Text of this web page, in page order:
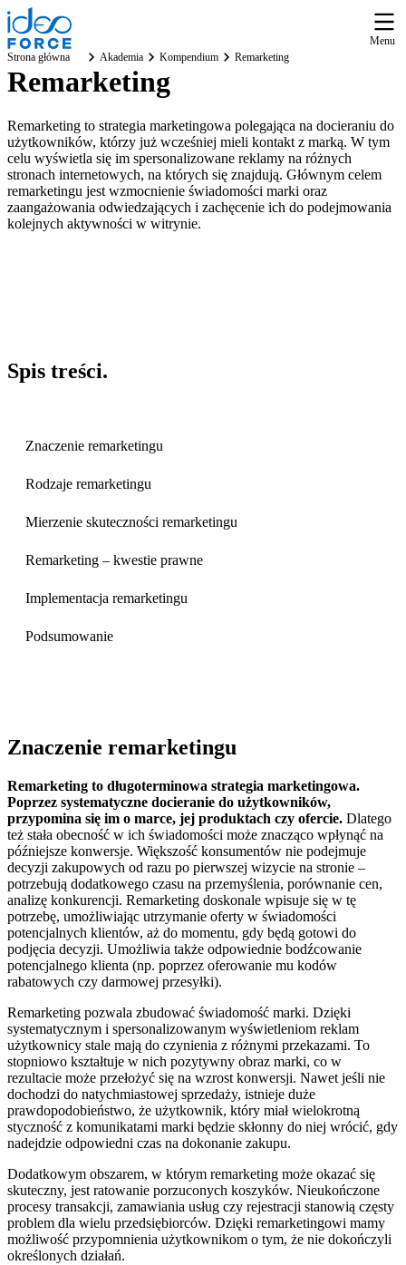
Menu
Strona główna
Akademia Kompendium Remarketing
Remarketing
Remarketing to strategia marketingowa polegająca na docieraniu do
użytkowników, którzy już wcześniej mieli kontakt z marką. W tym
celu wyświetla się im spersonalizowane reklamy na różnych
stronach internetowych, na których się znajdują. Głównym celem
remarketingu jest wzmocnienie świadomości marki oraz
zaangażowania odwiedzających i zachęcenie ich do podejmowania
kolejnych aktywności w witrynie.
Spis treści.
Znaczenie remarketingu
Rodzaje remarketingu
Mierzenie skuteczności remarketingu
Remarketing – kwestie prawne
Implementacja remarketingu
Podsumowanie
Znaczenie remarketingu
Remarketing to długoterminowa strategia marketingowa.
Poprzez systematyczne docieranie do użytkowników,
przypomina się im o marce, jej produktach czy ofercie. Dlatego
też stała obecność w ich świadomości może znacząco wpłynąć na
późniejsze konwersje. Większość konsumentów nie podejmuje
decyzji zakupowych od razu po pierwszej wizycie na stronie –
potrzebują dodatkowego czasu na przemyślenia, porównanie cen,
analizę konkurencji. Remarketing doskonale wpisuje się w tę
potrzebę, umożliwiając utrzymanie oferty w świadomości
potencjalnych klientów, aż do momentu, gdy będą gotowi do
podjęcia decyzji. Umożliwia także odpowiednie bodźcowanie
potencjalnego klienta (np. poprzez oferowanie mu kodów
rabatowych czy darmowej przesyłki).
Remarketing pozwala zbudować świadomość marki. Dzięki
systematycznym i spersonalizowanym wyświetleniom reklam
użytkownicy stale mają do czynienia z różnymi przekazami. To
stopniowo kształtuje w nich pozytywny obraz marki, co w
rezultacie może przełożyć się na wzrost konwersji. Nawet jeśli nie
dochodzi do natychmiastowej sprzedaży, istnieje duże
prawdopodobieństwo, że użytkownik, który miał wielokrotną
styczność z komunikatami marki będzie skłonny do niej wrócić, gdy
nadejdzie odpowiedni czas na dokonanie zakupu.
Dodatkowym obszarem, w którym remarketing może okazać się
skuteczny, jest ratowanie porzuconych koszyków. Nieukończone
procesy transakcji, zamawiania usług czy rejestracji stanowią częsty
problem dla wielu przedsiębiorców. Dzięki remarketingowi mamy
możliwość przypomnienia użytkownikom o tym, że nie dokończyli
określonych działań.